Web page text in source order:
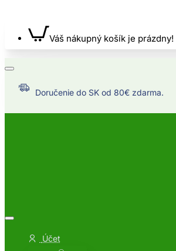
Váš nákupný košík je prázdny!
Doručenie do SK od 80€ zdarma.
Účet